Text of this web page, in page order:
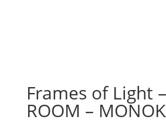
Frames of Light
ROOM –